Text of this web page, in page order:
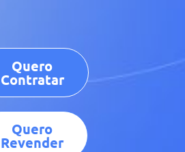
Quero
Contratar
Quero
Revender